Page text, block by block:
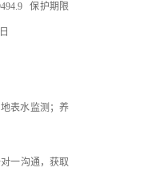
保护期限
表水监测；养
一沟通，获取